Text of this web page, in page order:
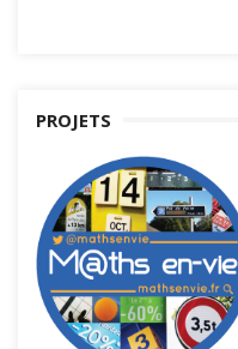
PROJETS